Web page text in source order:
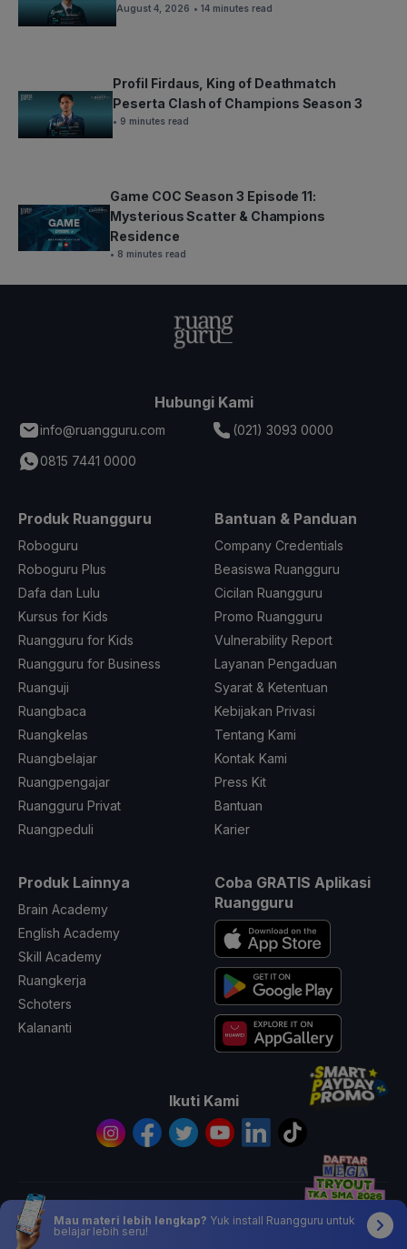
August 4, 2026 • 14 minutes read
Profil Firdaus, King of Deathmatch
Peserta Clash of Champions Season 3
• 9 minutes read
Game COC Season 3 Episode 11:
Mysterious Scatter & Champions
Residence
• 8 minutes read
Hubungi Kami
info@ruangguru.com
(021) 3093 0000
0815 7441 0000
Produk Ruangguru
Roboguru
Roboguru Plus
Dafa dan Lulu
Kursus for Kids
Ruangguru for Kids
Ruangguru for Business
Ruanguji
Ruangbaca
Ruangkelas
Ruangbelajar
Ruangpengajar
Ruangguru Privat
Ruangpeduli
Bantuan & Panduan
Company Credentials
Beasiswa Ruangguru
Cicilan Ruangguru
Promo Ruangguru
Vulnerability Report
Layanan Pengaduan
Syarat & Ketentuan
Kebijakan Privasi
Tentang Kami
Kontak Kami
Press Kit
Bantuan
Karier
Produk Lainnya
Brain Academy
English Academy
Skill Academy
Ruangkerja
Schoters
Kalananti
Coba GRATIS Aplikasi
Ruangguru
Ikuti Kami
© 2026 All Rights Reserved PT. Ruang Raya Indonesia
Mau materi lebih lengkap? Yuk install Ruangguru untuk
belajar lebih seru!